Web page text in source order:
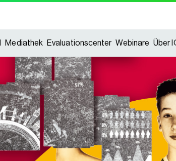
Mediathek Evaluationscenter Webinare Über